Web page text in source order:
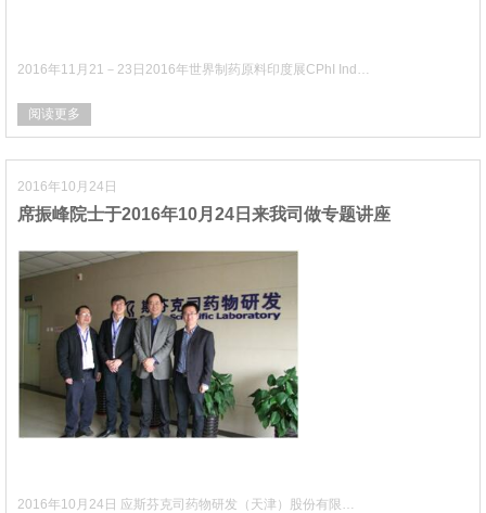
2016年11月21－23日2016年世界制药原料印度展CPhI Ind…
阅读更多
2016年10月24日
席振峰院士于2016年10月24日来我司做专题讲座
2016年10月24日 应斯芬克司药物研发（天津）股份有限…